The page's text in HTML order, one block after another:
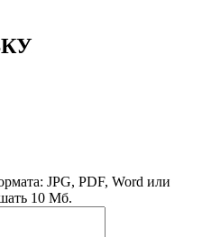
JPG, PDF, Word или
10 Мб.